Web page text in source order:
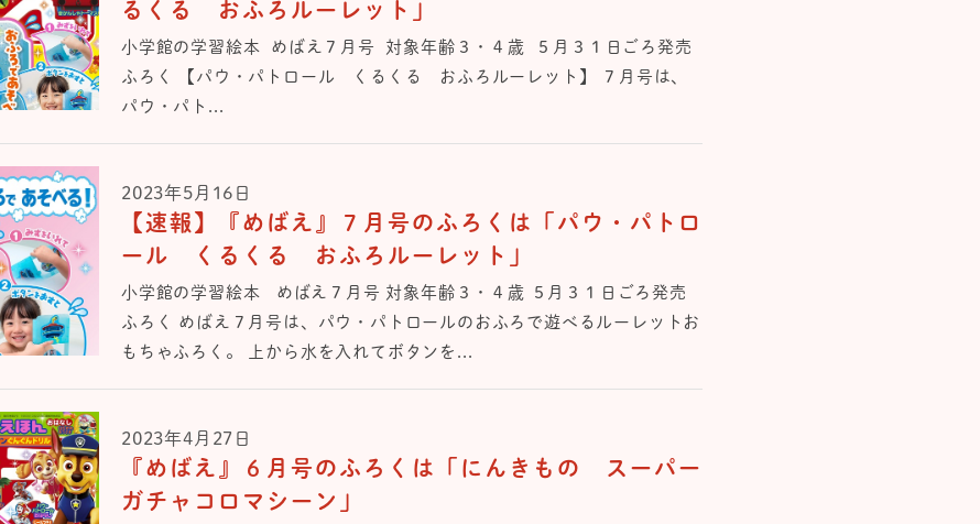
るくる おふろルーレット」
⼩学館の学習絵本 めばえ７⽉号 対象年齢３・４歳 ５⽉３１⽇ごろ発売
ふろく 【パウ・パトロール くるくる おふろルーレット】 ７月号は、
パウ・パト...
2023年5月16日
【速報】『めばえ』７月号のふろくは「パウ・パトロ
ール くるくる おふろルーレット」
小学館の学習絵本 めばえ７月号 対象年齢３・４歳 ５月３１日ごろ発売
ふろく めばえ７月号は、パウ・パトロールのおふろで遊べるルーレットお
もちゃふろく。 上から水を入れてボタンを...
2023年4月27日
『めばえ』６月号のふろくは「にんきもの スーパー
ガチャコロマシーン」